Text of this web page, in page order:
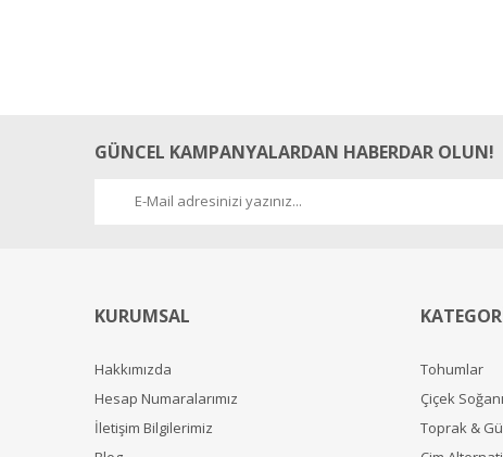
GÜNCEL KAMPANYALARDAN HABERDAR OLUN!
KURUMSAL
Hakkımızda
Hesap Numaralarımız
İletişim Bilgilerimiz
Tohumlar
Çiçek Soğanı
Toprak &